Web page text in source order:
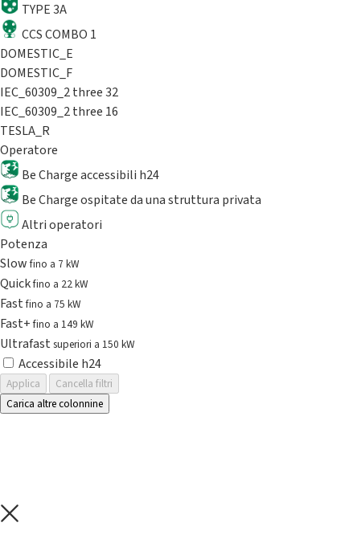
TYPE 3A
CCS COMBO 1
DOMESTIC_E
DOMESTIC_F
IEC_60309_2 three 32
IEC_60309_2 three 16
TESLA_R
Operatore
Be Charge accessibili h24
Be Charge ospitate da una struttura privata
Altri operatori
Potenza
Slowfino a 7 kW
Quickfino a 22 kW
Fastfino a 75 kW
Fast+fino a 149 kW
Ultrafast superiori a 150 kW
Accessibile h24
Applica
Cancella filtri
Carica altre colonnine